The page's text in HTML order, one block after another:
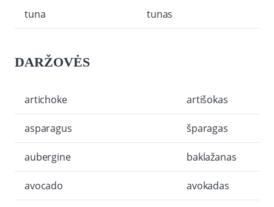
tuna tunas
DARŽOVĖS
artichoke artišokas
asparagus šparagas
aubergine baklažanas
avocado avokadas